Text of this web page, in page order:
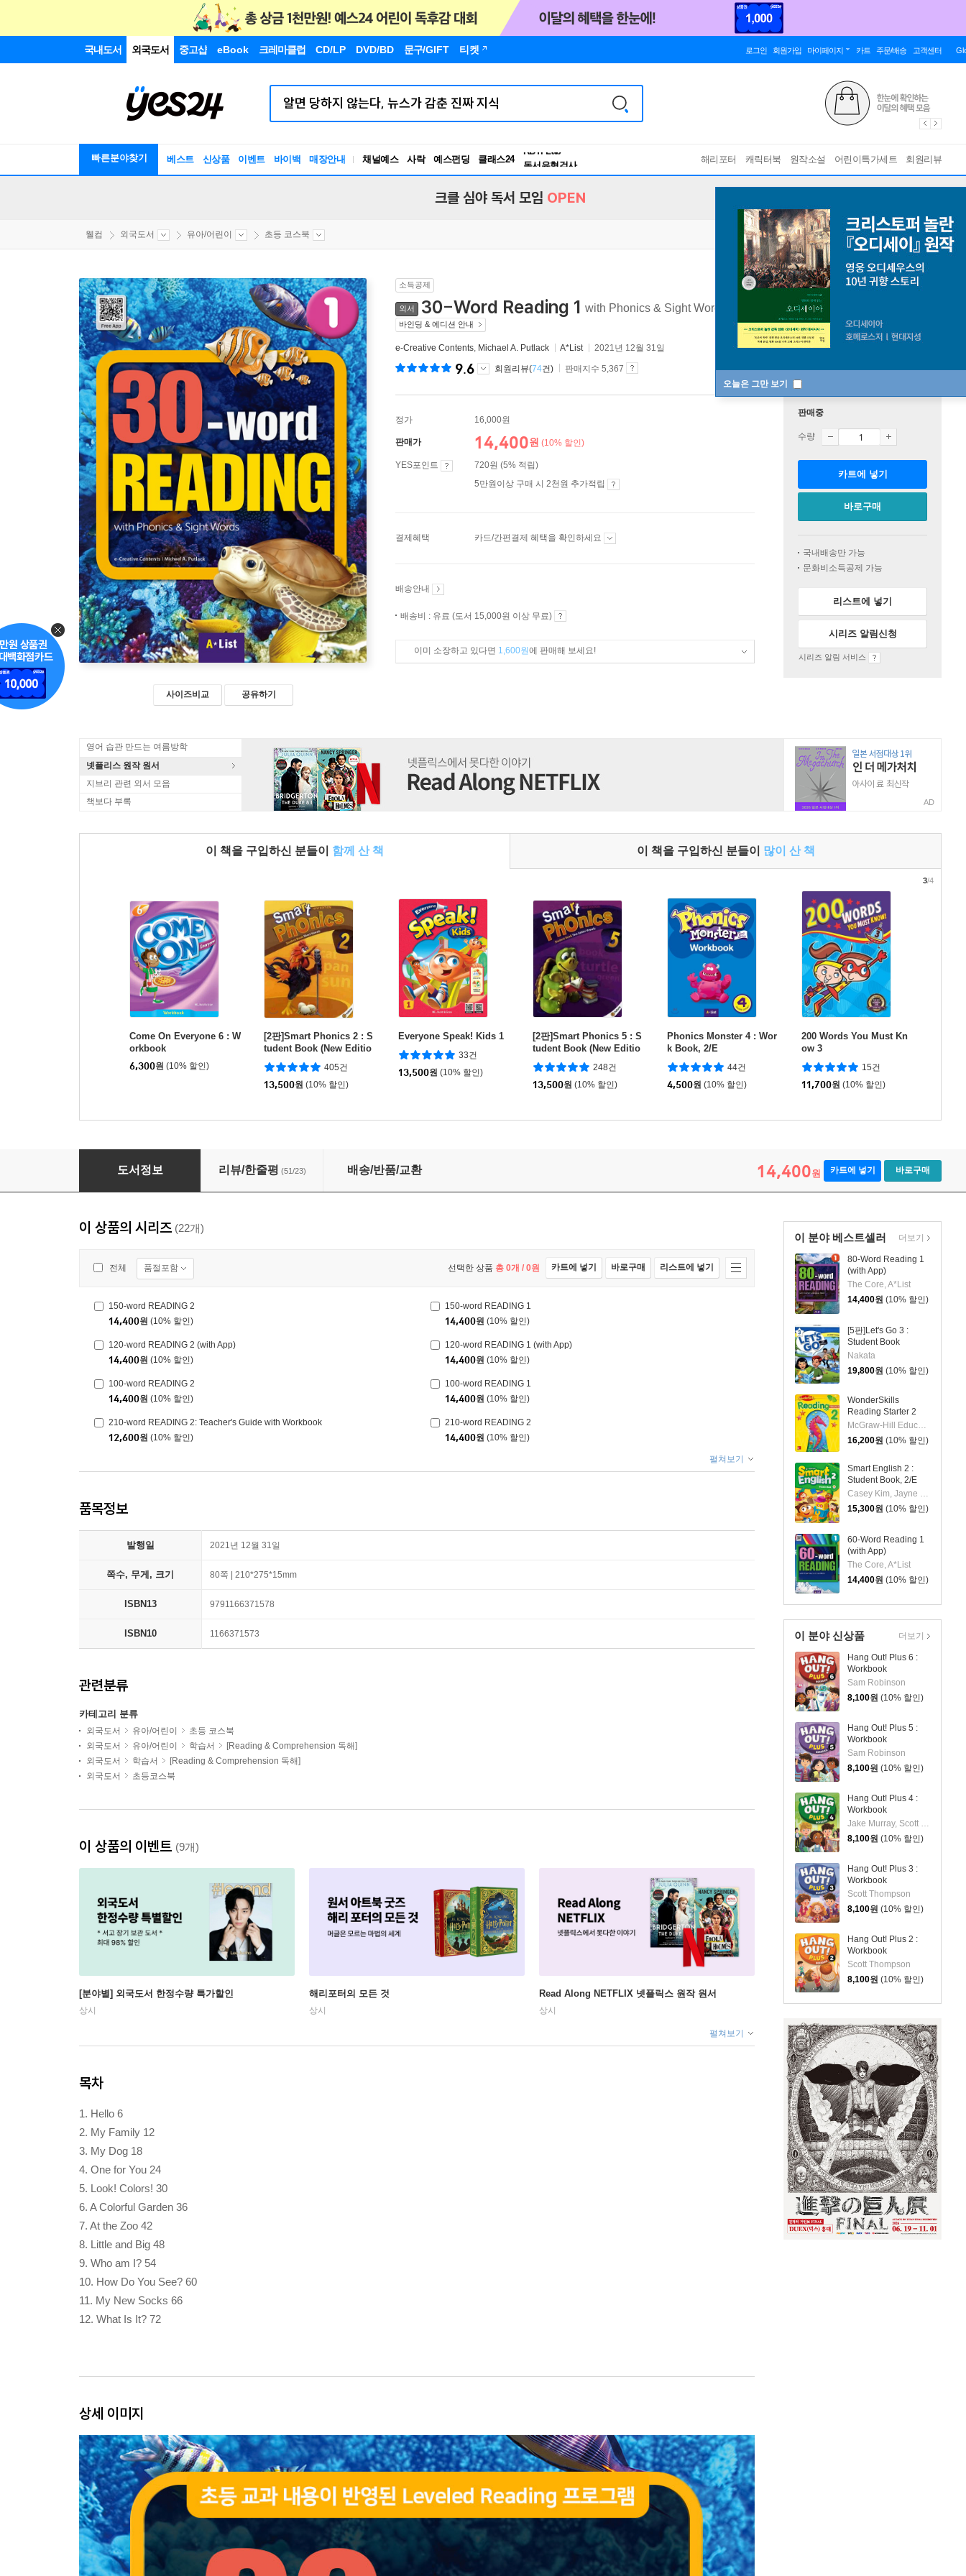
국내도서 외국도서 중고샵 eBook 크레마클럽 CD/LP DVD/BD 문구/GIFT 티켓 로그인 회원가입 마이페이지 카트 주문/배송 고객센터
빠른분야찾기 베스트 신상품 이벤트 바이백 매장안내 채널예스 사락 예스펀딩 클래스24
독서유형검사
RBTI Lab
해리포터 캐릭터북 원작소설 어린이특가세트 회원리뷰
오늘은 그만 보기
크클 심야 독서 모임 OPEN
웰컴 외국도서 유아/어린이 초등 코스북
사이즈비교 공유하기
소득공제
외서 30-Word Reading 1 with Phonics & Sight Words [ Workbook + QR 코드 + 단어/문장쓰기 노트 ]
바인딩 & 에디션 안내
e-Creative Contents, Michael A. Putlack A*List 2021년 12월 31일
9.6 회원리뷰(74건) 판매지수 5,367
정가 16,000원
판매가 14,400원 (10% 할인)
YES포인트
720원 (5% 적립)
5만원이상 구매 시 2천원 추가적립
결제혜택 카드/간편결제 혜택을 확인하세요
배송안내
배송비 : 유료 (도서 15,000원 이상 무료)
이미 소장하고 있다면 1,600원에 판매해 보세요!
판매중
수량
카트에 넣기
바로구매
국내배송만 가능
문화비소득공제 가능
리스트에 넣기
시리즈 알림신청
시리즈 알림 서비스
영어 습관 만드는 여름방학
넷플리스 원작 원서
지브리 관련 외서 모음
책보다 부록
AD
이 책을 구입하신 분들이 함께 산 책 이 책을 구입하신 분들이 많이 산 책
Come On Everyone 6 : W
orkbook
6,300원 (10% 할인)
[2판]Smart Phonics 2 : S
tudent Book (New Editio
n)
405건
13,500원 (10% 할인)
Everyone Speak! Kids 1
33건
13,500원 (10% 할인)
[2판]Smart Phonics 5 : S
tudent Book (New Editio
n)
248건
13,500원 (10% 할인)
Phonics Monster 4 : Wor
k Book, 2/E
44건
4,500원 (10% 할인)
200 Words You Must Kn
ow 3
15건
11,700원 (10% 할인)
3/4
30-Word Reading 1
도서정보 리뷰/한줄평 (51/23) 배송/반품/교환 14,400원 카트에 넣기 바로구매
이 분야 베스트셀러
80-Word Reading 1
(with App)
The Core, A*List
14,400원 (10% 할인)
[5판]Let's Go 3 :
Student Book
Nakata
19,800원 (10% 할인)
WonderSkills
Reading Starter 2
McGraw-Hill Education
16,200원 (10% 할인)
Smart English 2 :
Student Book, 2/E
Casey Kim, Jayne Lee
15,300원 (10% 할인)
60-Word Reading 1
(with App)
The Core, A*List
14,400원 (10% 할인)
더보기
이 분야 신상품
Hang Out! Plus 6 :
Workbook
Sam Robinson
8,100원 (10% 할인)
Hang Out! Plus 5 :
Workbook
Sam Robinson
8,100원 (10% 할인)
Hang Out! Plus 4 :
Workbook
Jake Murray, Scott Thompson
8,100원 (10% 할인)
Hang Out! Plus 3 :
Workbook
Scott Thompson
8,100원 (10% 할인)
Hang Out! Plus 2 :
Workbook
Scott Thompson
8,100원 (10% 할인)
더보기
이 상품의 시리즈 (22개)
전체 품절포함 선택한 상품 총 0개 / 0원 카트에 넣기 바로구매 리스트에 넣기
150-word READING 2
14,400원 (10% 할인)
150-word READING 1
14,400원 (10% 할인)
120-word READING 2 (with App)
14,400원 (10% 할인)
120-word READING 1 (with App)
14,400원 (10% 할인)
100-word READING 2
14,400원 (10% 할인)
100-word READING 1
14,400원 (10% 할인)
210-word READING 2: Teacher's Guide with Workbook
12,600원 (10% 할인)
210-word READING 2
14,400원 (10% 할인)
펼쳐보기
품목정보
발행일 2021년 12월 31일
쪽수, 무게, 크기 80쪽 | 210*275*15mm
ISBN13 9791166371578
ISBN10 1166371573
관련분류
카테고리 분류
외국도서 유아/어린이
초등 코스북
외국도서
유아/어린이 학습서
[Reading & Comprehension 독해]
외국도서
학습서
[Reading & Comprehension 독해]
외국도서
초등코스북
이 상품의 이벤트 (9개)
[분야별] 외국도서 한정수량 특가할인
상시
해리포터의 모든 것
상시
Read Along NETFLIX 넷플릭스 원작 원서
상시
펼쳐보기
목차
1. Hello 6
2. My Family 12
3. My Dog 18
4. One for You 24
5. Look! Colors! 30
6. A Colorful Garden 36
7. At the Zoo 42
8. Little and Big 48
9. Who am I? 54
10. How Do You See? 60
11. My New Socks 66
12. What Is It? 72
상세 이미지